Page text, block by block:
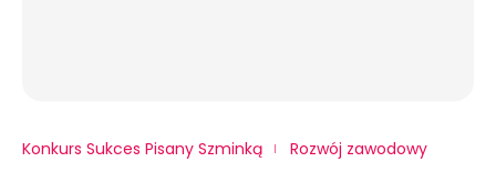
Konkurs Sukces Pisany Szminką Rozwój zawodowy